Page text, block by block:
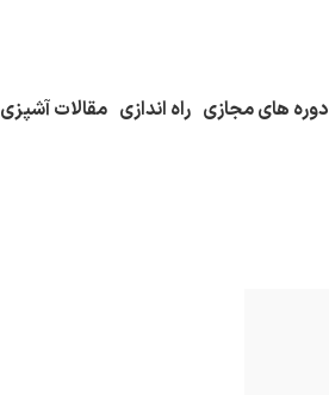
دوره های مجازی راه اندازی مقالات آشپزی